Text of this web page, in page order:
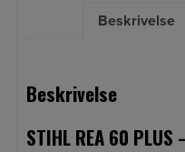
Beskrivelse
Beskrivelse
STIHL REA 60